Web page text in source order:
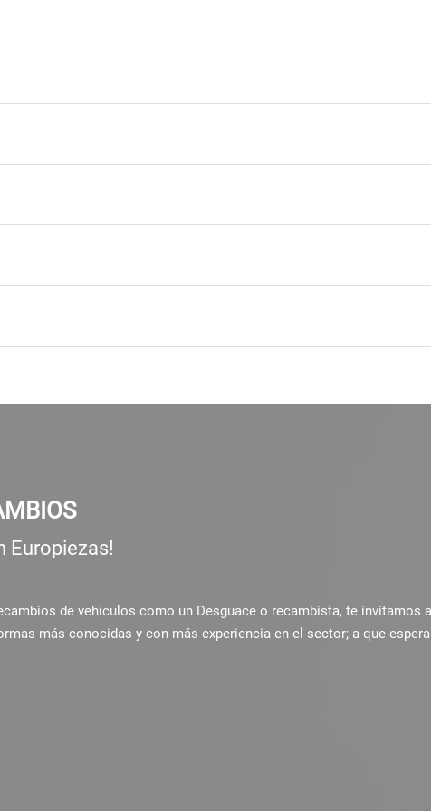
Europiezas!
de vehículos como un Desguace o recambista, te invitamos a
más conocidas y con más experiencia en el sector; a que